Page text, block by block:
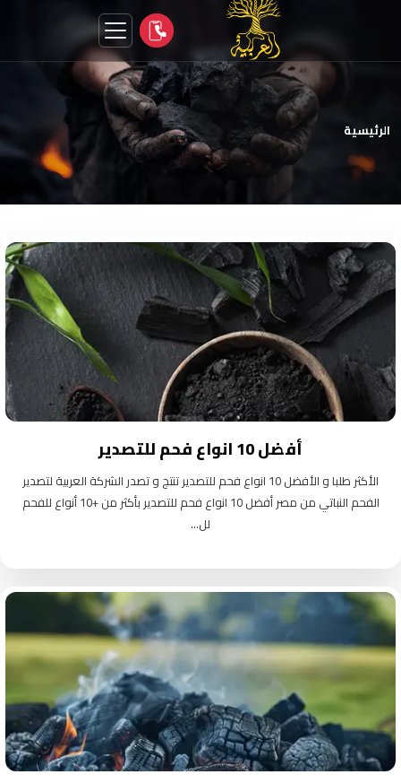
الرئيسية
أفضل 10 انواع فحم للتصدير
الأكثر طلبا و الأفضل 10 انواع فحم للتصدير تنتج و تصدر الشركة العربية لتصدير
الفحم النباتي من مصر أفضل 10 انواع فحم للتصدير بأكثر من +10 أنواع للفحم
لل...